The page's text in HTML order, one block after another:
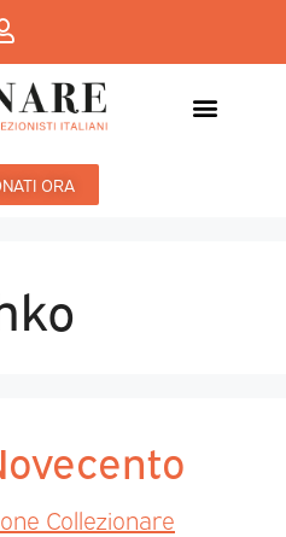
ORA
Collezionare